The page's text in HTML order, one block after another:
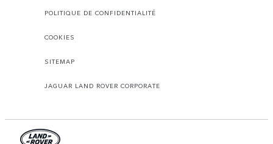
POLITIQUE DE CONFIDENTIALITÉ
COOKIES
SITEMAP
JAGUAR LAND ROVER CORPORATE